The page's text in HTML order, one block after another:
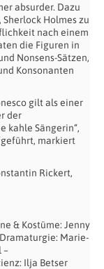
absurder. Dazu
Holmes zu
nach einem
die Figuren in
Nonsens-Sätzen,
Konsonanten
gilt als einer
der
kahle Sängerin“,
markiert
Rickert,
& Kostüme: Jenny
Marie-
–
Ilja Betser